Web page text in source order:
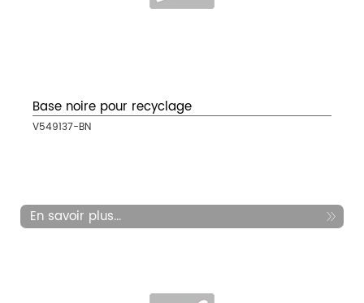
Base noire pour recyclage
V549137-BN
En savoir plus...